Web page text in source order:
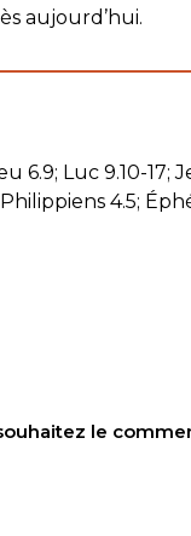
aujourd’hui.
6.9; Luc 9.10-17;
4.5;
le